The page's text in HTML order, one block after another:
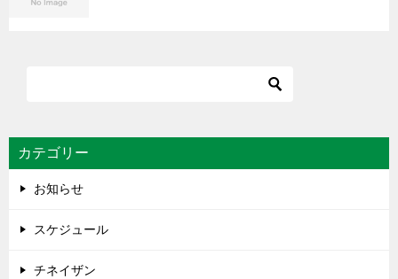
カテゴリー
お知らせ
スケジュール
チネイザン